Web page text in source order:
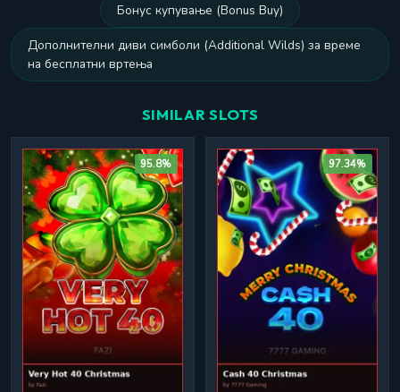
Бонус купување (Bonus Buy)
Дополнителни диви симболи (Additional Wilds) за време
на бесплатни вртења
SIMILAR SLOTS
95.8% 97.34%